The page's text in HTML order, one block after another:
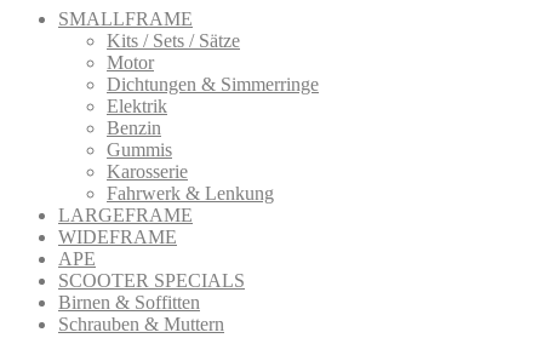
SMALLFRAME
Kits / Sets / Sätze
Motor
Dichtungen & Simmerringe
Elektrik
Benzin
Gummis
Karosserie
Fahrwerk & Lenkung
LARGEFRAME
WIDEFRAME
APE
SCOOTER SPECIALS
Birnen & Soffitten
Schrauben & Muttern